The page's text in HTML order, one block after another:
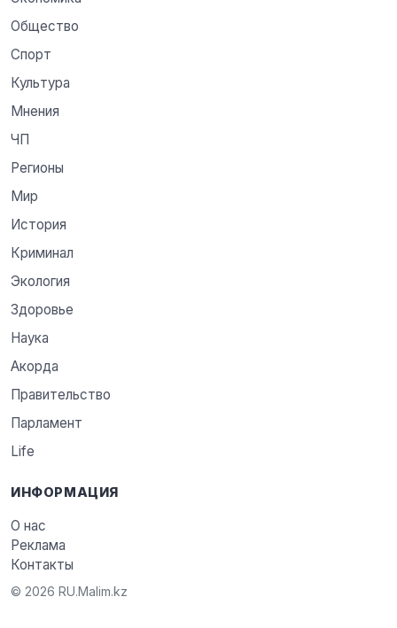
Общество
Спорт
Культура
Мнения
ЧП
Регионы
Мир
История
Криминал
Экология
Здоровье
Наука
Акорда
Правительство
Парламент
Life
ИНФОРМАЦИЯ
О нас
Реклама
Контакты
© 2026 RU.Malim.kz